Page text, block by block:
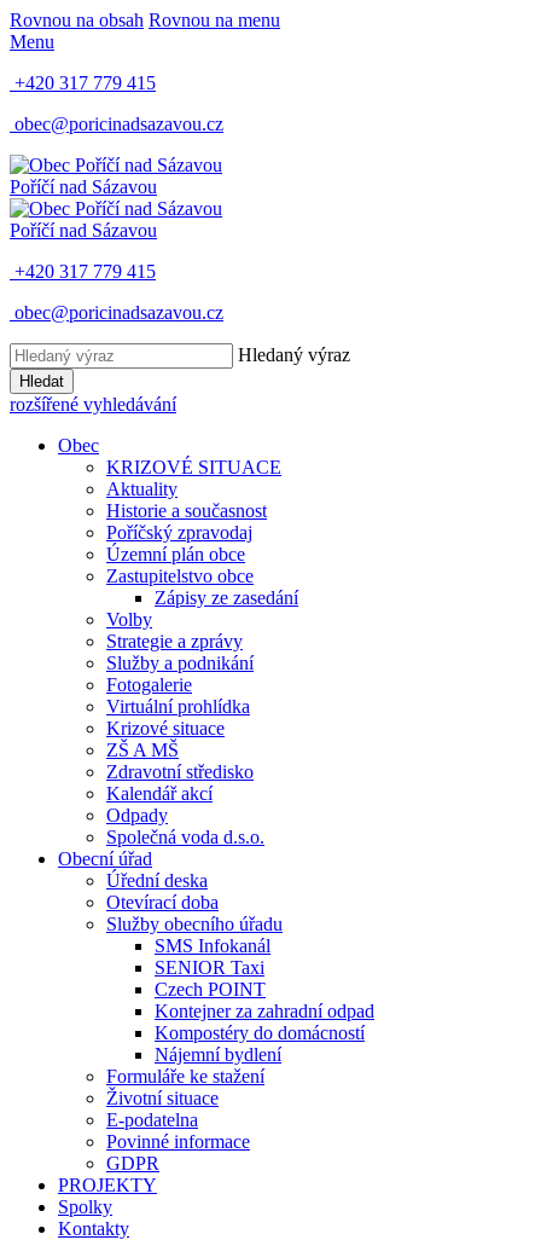
Rovnou na obsah Rovnou na menu
Menu
+420 317 779 415
obec@poricinadsazavou.cz
Poříčí nad Sázavou
Poříčí nad Sázavou
+420 317 779 415
obec@poricinadsazavou.cz
Hledaný výraz
Hledat
rozšířené vyhledávání
Obec
KRIZOVÉ SITUACE
Aktuality
Historie a současnost
Poříčský zpravodaj
Územní plán obce
Zastupitelstvo obce
Zápisy ze zasedání
Volby
Strategie a zprávy
Služby a podnikání
Fotogalerie
Virtuální prohlídka
Krizové situace
ZŠ A MŠ
Zdravotní středisko
Kalendář akcí
Odpady
Společná voda d.s.o.
Obecní úřad
Úřední deska
Otevírací doba
Služby obecního úřadu
SMS Infokanál
SENIOR Taxi
Czech POINT
Kontejner za zahradní odpad
Kompostéry do domácností
Nájemní bydlení
Formuláře ke stažení
Životní situace
E-podatelna
Povinné informace
GDPR
PROJEKTY
Spolky
Kontakty